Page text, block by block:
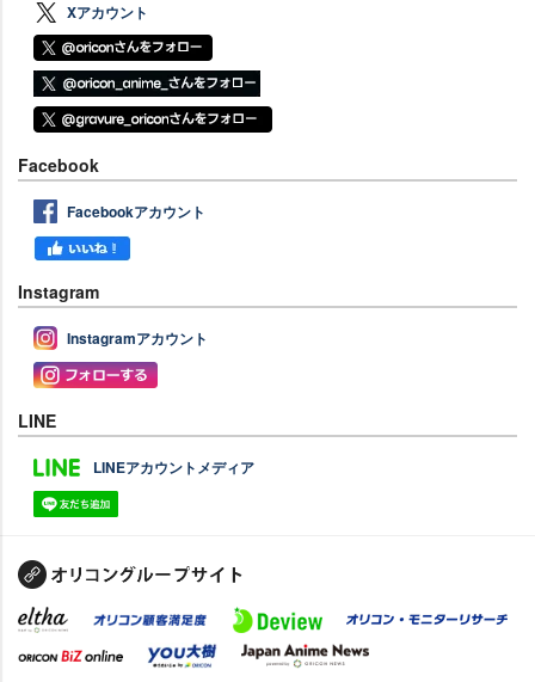
Xアカウント
Facebook
Facebookアカウント
Instagram
Instagramアカウント
LINE
LINEアカウントメディア